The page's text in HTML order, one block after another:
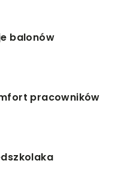
balonów
pracowników